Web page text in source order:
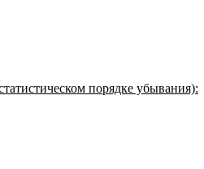
порядке убывания):